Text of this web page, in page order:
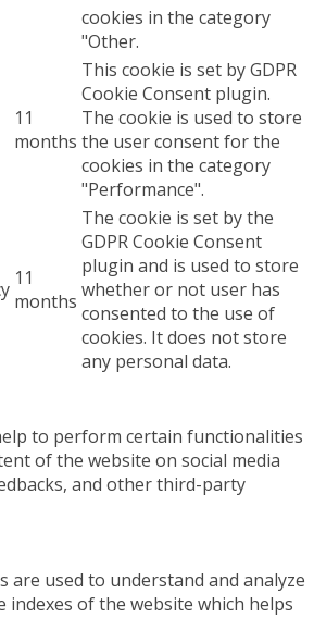
cookies in the category
"Other.
11
months
This cookie is set by GDPR
Cookie Consent plugin.
The cookie is used to store
the user consent for the
cookies in the category
"Performance".
11
months
The cookie is set by the
GDPR Cookie Consent
plugin and is used to store
whether or not user has
consented to the use of
cookies. It does not store
any personal data.
to perform certain functionalities
of the website on social media
and other third-party
are used to understand and analyze
indexes of the website which helps